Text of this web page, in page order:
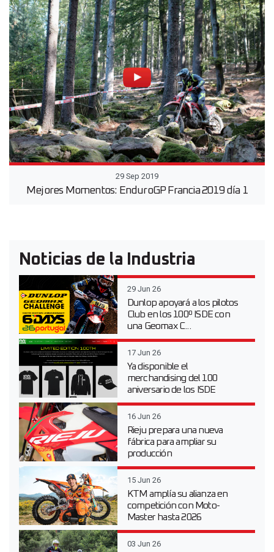
29 Sep 2019
Mejores Momentos: EnduroGP Francia 2019 día 1
Noticias de la Industria
29 Jun 26
Dunlop apoyará a los pilotos
Club en los 100º ISDE con
una Geomax C...
17 Jun 26
Ya disponible el
merchandising del 100
aniversario de los ISDE
16 Jun 26
Rieju prepara una nueva
fábrica para ampliar su
producción
15 Jun 26
KTM amplía su alianza en
competición con Moto-
Master hasta 2026
03 Jun 26